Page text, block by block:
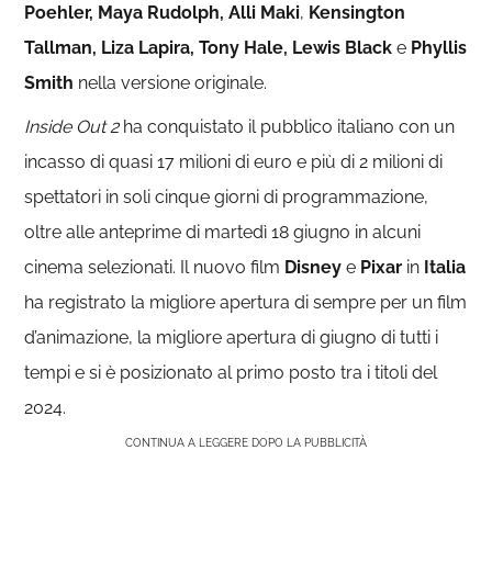
Poehler, Maya Rudolph, Alli Maki, Kensington
Tallman, Liza Lapira, Tony Hale, Lewis Black e Phyllis
Smith nella versione originale.
Inside Out 2ha conquistato il pubblico italiano con un
incasso di quasi 17 milioni di euro e più di 2 milioni di
spettatori in soli cinque giorni di programmazione,
oltre alle anteprime di martedì 18 giugno in alcuni
cinema selezionati. Il nuovo film Disney e Pixar in Italia
ha registrato la migliore apertura di sempre per un film
d’animazione, la migliore apertura di giugno di tutti i
tempi e si è posizionato al primo posto tra i titoli del
2024.
CONTINUA A LEGGERE DOPO LA PUBBLICITÀ